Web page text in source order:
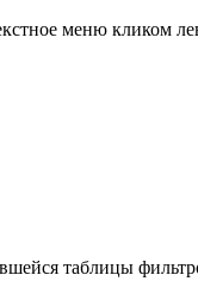
меню кликом
таблицы